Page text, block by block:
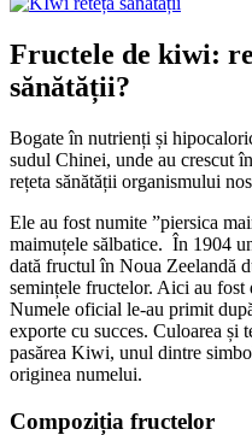
Fructele de kiwi:
sănătății?
Bogate în nutrienți și
sudul Chinei, unde au crescut
rețeta sănătății organismului
Ele au fost numite ”piersica
maimuțele sălbatice. În 1904
dată fructul în Noua Zeelandă
semințele fructelor. Aici au fost
Numele oficial le-au primit
exporte cu succes. Culoarea și
pasărea Kiwi, unul dintre
originea numelui.
Compoziția fructelor